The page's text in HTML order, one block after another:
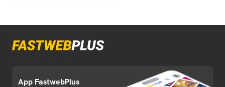
App FastwebPlus